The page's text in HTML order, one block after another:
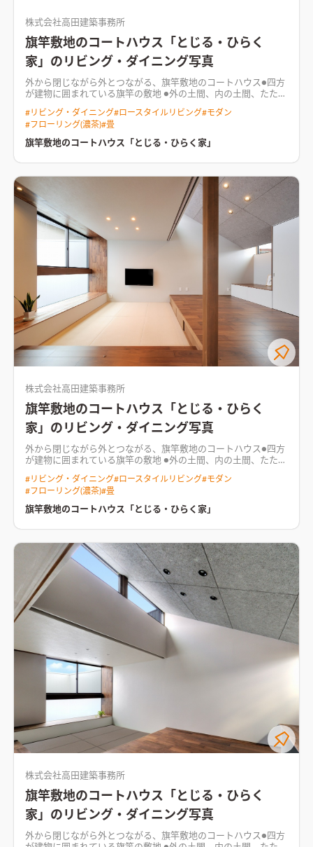
株式会社高田建築事務所
旗竿敷地のコートハウス「とじる・ひらく
家」のリビング・ダイニング写真
外から閉じながら外とつながる、旗竿敷地のコートハウス●四方
が建物に囲まれている旗竿の敷地 ●外の土間、内の土間、たたみ
立てた純白の壁は、光と風を拡散し内へと届ける
#リビング・ダイニング#ロースタイルリビング#モダン
#フローリング(濃茶)#畳
旗竿敷地のコートハウス「とじる・ひらく家」
株式会社高田建築事務所
旗竿敷地のコートハウス「とじる・ひらく
家」のリビング・ダイニング写真
外から閉じながら外とつながる、旗竿敷地のコートハウス●四方
が建物に囲まれている旗竿の敷地 ●外の土間、内の土間、たたみ
立てた純白の壁は、光と風を拡散し内へと届ける
#リビング・ダイニング#ロースタイルリビング#モダン
#フローリング(濃茶)#畳
旗竿敷地のコートハウス「とじる・ひらく家」
株式会社高田建築事務所
旗竿敷地のコートハウス「とじる・ひらく
家」のリビング・ダイニング写真
外から閉じながら外とつながる、旗竿敷地のコートハウス●四方